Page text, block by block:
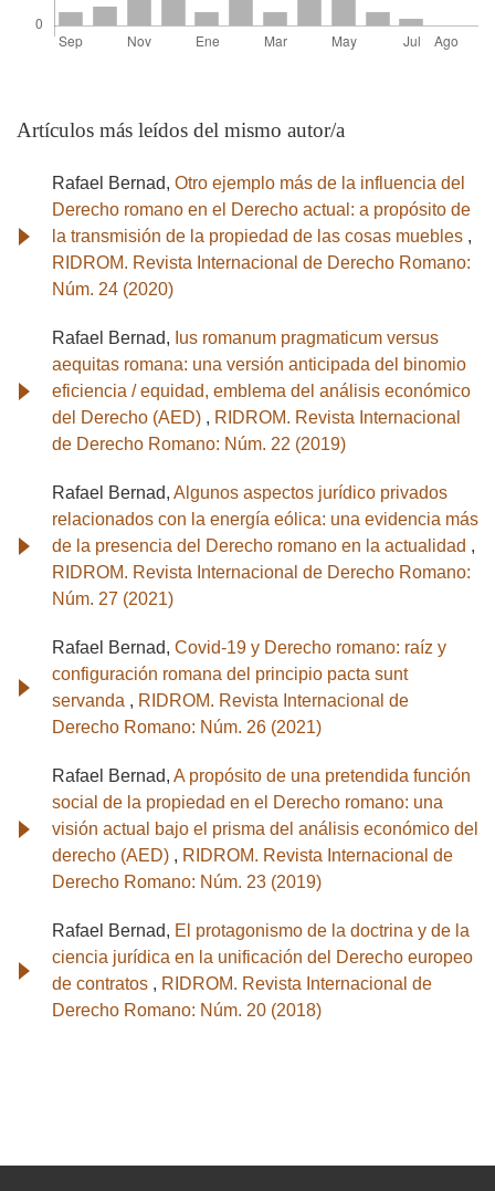
Artículos más leídos del mismo autor/a
Rafael Bernad, Otro ejemplo más de la influencia del
Derecho romano en el Derecho actual: a propósito de
la transmisión de la propiedad de las cosas muebles ,
RIDROM. Revista Internacional de Derecho Romano:
Núm. 24 (2020)
Rafael Bernad, Ius romanum pragmaticum versus
aequitas romana: una versión anticipada del binomio
eficiencia / equidad, emblema del análisis económico
del Derecho (AED) , RIDROM. Revista Internacional
de Derecho Romano: Núm. 22 (2019)
Rafael Bernad, Algunos aspectos jurídico privados
relacionados con la energía eólica: una evidencia más
de la presencia del Derecho romano en la actualidad ,
RIDROM. Revista Internacional de Derecho Romano:
Núm. 27 (2021)
Rafael Bernad, Covid-19 y Derecho romano: raíz y
configuración romana del principio pacta sunt
servanda , RIDROM. Revista Internacional de
Derecho Romano: Núm. 26 (2021)
Rafael Bernad, A propósito de una pretendida función
social de la propiedad en el Derecho romano: una
visión actual bajo el prisma del análisis económico del
derecho (AED) , RIDROM. Revista Internacional de
Derecho Romano: Núm. 23 (2019)
Rafael Bernad, El protagonismo de la doctrina y de la
ciencia jurídica en la unificación del Derecho europeo
de contratos , RIDROM. Revista Internacional de
Derecho Romano: Núm. 20 (2018)